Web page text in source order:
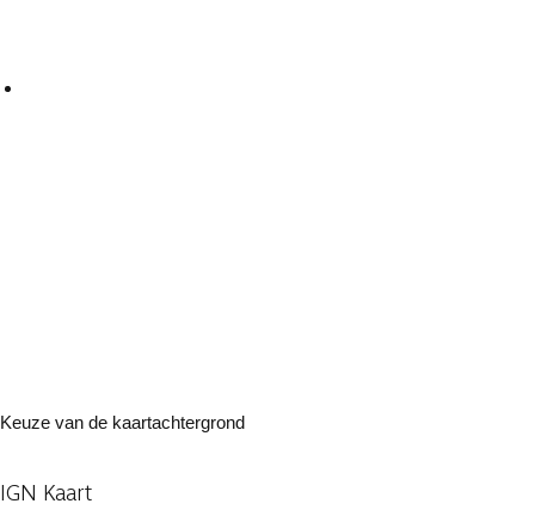
Keuze van de kaartachtergrond
IGN Kaart